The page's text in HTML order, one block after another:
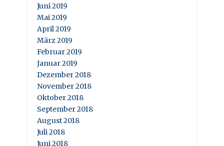
Juni 2019
Mai 2019
April 2019
März 2019
Februar 2019
Januar 2019
Dezember 2018
November 2018
Oktober 2018
September 2018
August 2018
Juli 2018
Juni 2018